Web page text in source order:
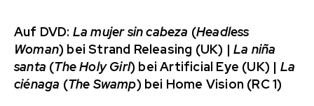
Auf DVD: La mujer sin cabeza (Headless
Woman) bei Strand Releasing (UK) | La niña
santa (The Holy Girl) bei Artificial Eye (UK) | La
ciénaga (The Swamp) bei Home Vision (RC 1)